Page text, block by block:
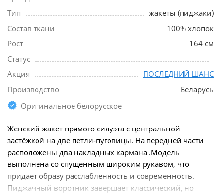
Тип
жакеты (пиджаки)
Состав ткани
100% хлопок
Рост
164 см
Статус
Акция
ПОСЛЕДНИЙ ШАНС
Производство
Беларусь
Оригинальное белорусское
Женский жакет прямого силуэта с центральной
застёжкой на две петли‑пуговицы. На передней части
расположены два накладных кармана .Модель
выполнена со спущенным широким рукавом, что
придаёт образу расслабленность и современность.
Пиджачный воротник завершает классический, но